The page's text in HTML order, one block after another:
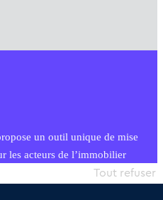
un outil unique de mise
les acteurs de l’immobilier
simple et intégrant
Tout refuser